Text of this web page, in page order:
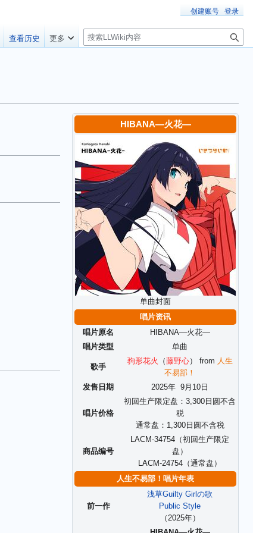
HIBANA―火花―
单曲封面
唱片资讯
唱片原名
HIBANA―火花―
唱片类型
单曲
歌手
驹形花火 （藤野心） from 人生
不易部！
发售日期
2025年 9月 10 日
唱片价格
初回生产限定盘：3,300日圆不含
税
通常盘：1,300日圆不含税
商品编号
LACM-34754（初回生产限定
盘）
LACM-24754（通常盘）
人生不易部！唱片年表
前一作
浅草Guilty Girlの歌
Public Style
（2025年）
创建账号 登录
查看历史 更多
搜
索